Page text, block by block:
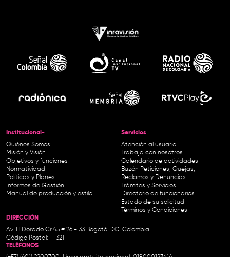
Institucional-
Quiénes Somos
Misión y Visión
Objetivos y funciones
Normatividad
Políticas y Planes
Informes de Gestión
Manual de producción y estilo
Servicios
Atención al usuario
Trabaja con nosotros
Calendario de actividades
Buzón Peticiones, Quejas,
Reclamos y Denuncias
Trámites y Servicios
Directorio de funcionarios
Estado de su solicitud
Términos y Condiciones
DIRECCIÓN
Av. El Dorado Cr.45 # 26 - 33 Bogotá D.C. Colombia.
Código Postal: 111321
TELÉFONOS